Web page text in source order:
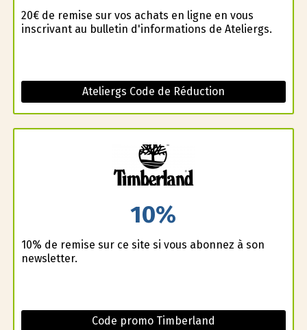
20€ de remise sur vos achats en ligne en vous
inscrivant au bulletin d'informations de Ateliergs.
Ateliergs Code de Réduction
10%
10% de remise sur ce site si vous abonnez à son
newsletter.
Code promo Timberland